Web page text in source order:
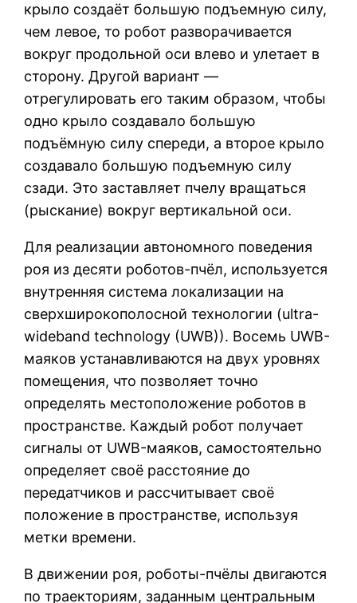
крыло создаёт большую подъемную силу,
чем левое, то робот разворачивается
вокруг продольной оси влево и улетает в
сторону. Другой вариант —
отрегулировать его таким образом, чтобы
одно крыло создавало большую
подъёмную силу спереди, а второе крыло
создавало большую подъемную силу
сзади. Это заставляет пчелу вращаться
(рыскание) вокруг вертикальной оси.
Для реализации автономного поведения
роя из десяти роботов-пчёл, используется
внутренняя система локализации на
сверхширокополосной технологии (ultra-
wideband technology (UWB)). Восемь UWB-
маяков устанавливаются на двух уровнях
помещения, что позволяет точно
определять местоположение роботов в
пространстве. Каждый робот получает
сигналы от UWB-маяков, самостоятельно
определяет своё расстояние до
передатчиков и рассчитывает своё
положение в пространстве, используя
метки времени.
В движении роя, роботы-пчёлы двигаются
по траекториям, заданным центральным